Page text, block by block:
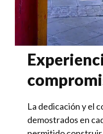
La dedicación y el
demostrados en